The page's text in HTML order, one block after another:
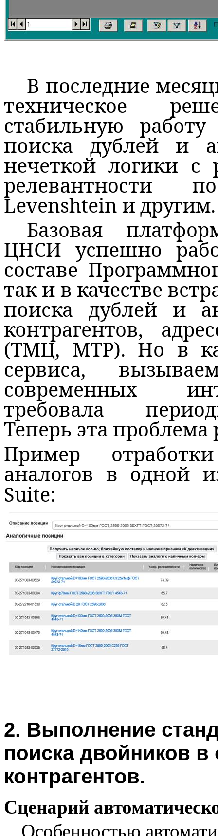
В последние
техническое
стабильную
поиска дублей и
нечеткой логики с
релевантности
Levenshtein и другим.
Базовая
ЦНСИ успешно
составе
так и в качестве
поиска дублей и
контрагентов,
(ТМЦ, МТР). Но в
сервиса,
современных
требовала
Теперь эта
Пример
аналогов в одной
Suite:
2. Выполнение
поиска двойников в
контрагентов.
Сценарий
Особенностью